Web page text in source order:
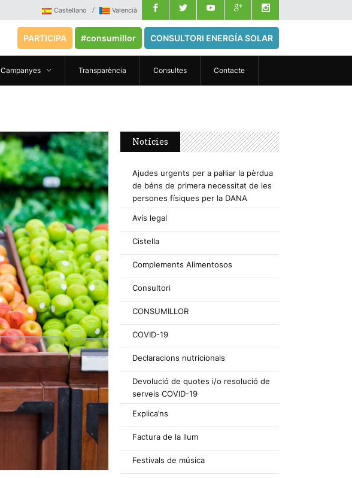
Castellano Valencià
PARTICIPA #consumillor CONSULTORI ENERGÍA SOLAR
Campanyes Transparència Consultes Contacte
Notícies
Ajudes urgents per a pal·liar la pèrdua
de béns de primera necessitat de les
persones físiques per la DANA
Avís legal
Cistella
Complements Alimentosos
Consultori
CONSUMILLOR
COVID-19
Declaracions nutricionals
Devolució de quotes i/o resolució de
serveis COVID-19
Explica’ns
Factura de la llum
Festivals de música